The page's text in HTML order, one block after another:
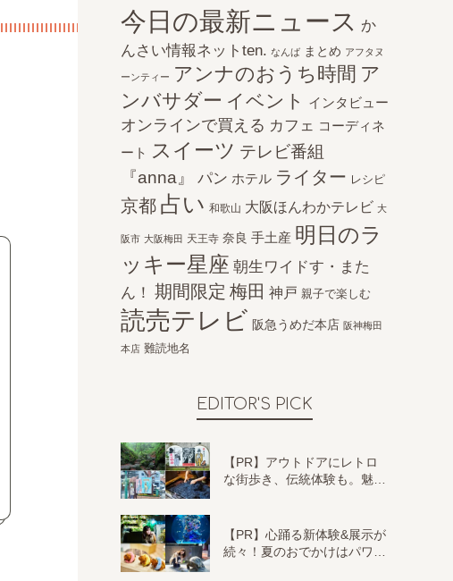
今日の最新ニュース か
んさい情報ネットten. なんば まとめ アフタヌ
ーンティー アンナのおうち時間 ア
ンバサダー イベント インタビュー
オンラインで買える カフェ コーディネ
ート
スイーツ テレビ番組
『anna』
パン ホテル ライター レシピ
京都 占い 和歌山 大阪ほんわかテレビ 大
阪市 大阪梅田 天王寺 奈良 手土産 明日のラ
ッキー星座 朝生ワイドす・また
ん！ 期間限定 梅田 神戸 親子で楽しむ
読売テレビ 阪急うめだ本店 阪神梅田
本店 難読地名
EDITOR'S PICK
【PR】アウトドアにレトロ
な街歩き、伝統体験も。魅…
【PR】心踊る新体験&展示が
続々！夏のおでかけはパワ…